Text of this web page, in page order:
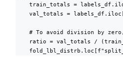
train_totals =
val_totals =
# To avoid division by
ratio = val_totals /